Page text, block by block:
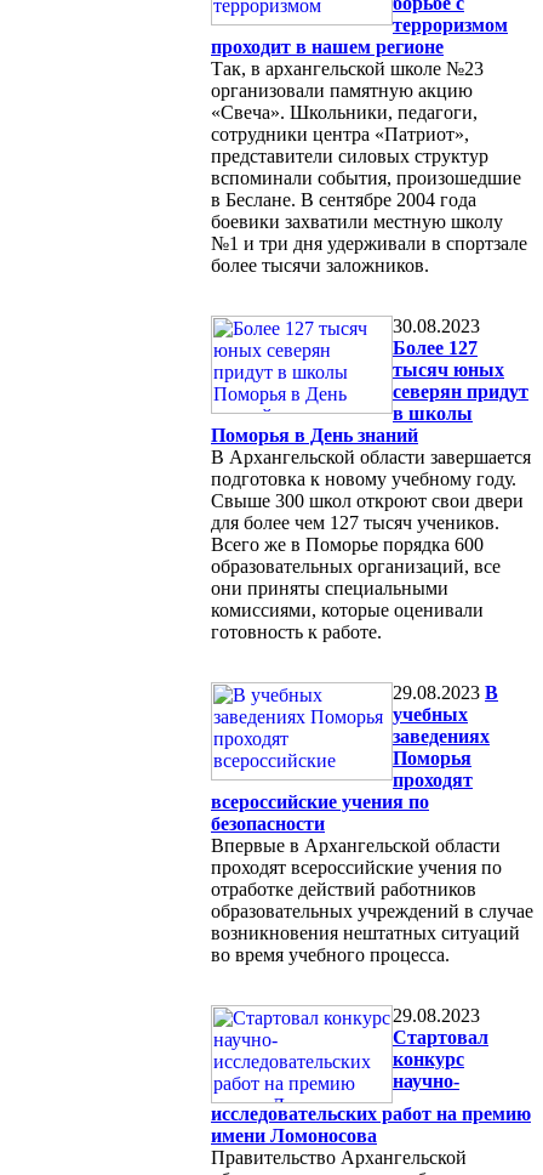
терроризмом
проходит в нашем регионе
Так, в архангельской школе №23
организовали памятную акцию
«Свеча». Школьники, педагоги,
сотрудники центра «Патриот»,
представители силовых структур
вспоминали события, произошедшие
в Беслане. В сентябре 2004 года
боевики захватили местную школу
№1 и три дня удерживали в спортзале
более тысячи заложников.
30.08.2023
Более 127
тысяч юных
северян придут
в школы
Поморья в День знаний
В Архангельской области завершается
подготовка к новому учебному году.
Свыше 300 школ откроют свои двери
для более чем 127 тысяч учеников.
Всего же в Поморье порядка 600
образовательных организаций, все
они приняты специальными
комиссиями, которые оценивали
готовность к работе.
29.08.2023 В
учебных
заведениях
Поморья
проходят
всероссийские учения по
безопасности
Впервые в Архангельской области
проходят всероссийские учения по
отработке действий работников
образовательных учреждений в случае
возникновения нештатных ситуаций
во время учебного процесса.
29.08.2023
Стартовал
конкурс
научно-
исследовательских работ на премию
имени Ломоносова
Правительство Архангельской